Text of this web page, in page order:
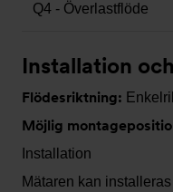
Q4 - Överlastflöde
Installation
Flödesriktning:
Möjlig
Installation
Mätaren kan